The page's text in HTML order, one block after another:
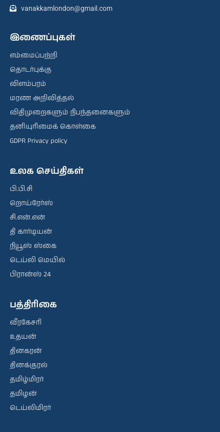
vanakkamlondon@gmail.com
இணைப்புகள்
எம்மைப்பற்றி
தொடர்புக்கு
விளம்பரம்
மரண அறிவித்தல்
விதிமுறைகளும் நிபந்தனைகளும்
தனியுரிமைக் கொள்கை
GDPR Privacy policy
உலக செய்திகள்
பி.பி.சி
றொய்ரேர்ஸ்
சி.என்.என்
தி கார்டியன்
நியூஸ் ஸ்கை
டெய்லி மெயில்
பிரான்ஸ் 24
பத்திரிகை
வீரகேசரி
உதயன்
தினகரன்
தினக்குரல்
தமிழ்மிரர்
தமிழன்
டெய்லிமிரர்